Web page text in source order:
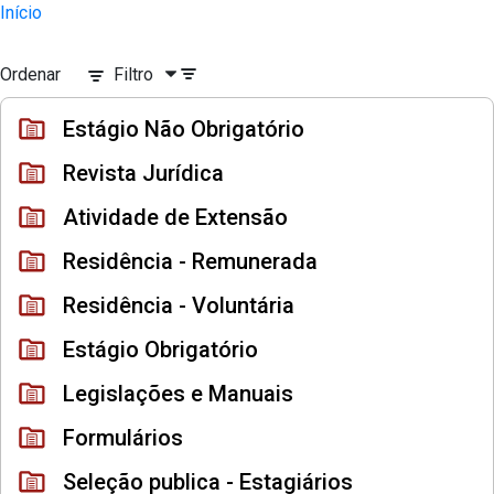
Pular para o Conteúdo principal
Divisão Minima - Escola Superior
Início
Ordenar Filtro
Estágio Não Obrigatório
Revista Jurídica
Atividade de Extensão
Residência - Remunerada
Residência - Voluntária
Estágio Obrigatório
Legislações e Manuais
Formulários
Seleção publica - Estagiários